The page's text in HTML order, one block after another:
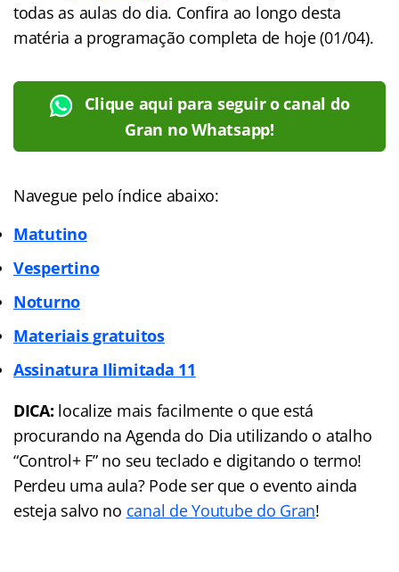
todas as aulas do dia. Confira ao longo desta
matéria a programação completa de hoje (01/04).
Clique aqui para seguir o canal do
Gran no Whatsapp!
Navegue pelo índice abaixo:
Matutino
Vespertino
Noturno
Materiais gratuitos
Assinatura Ilimitada 11
DICA: localize mais facilmente o que está
procurando na Agenda do Dia utilizando o atalho
“Control+ F” no seu teclado e digitando o termo!
Perdeu uma aula? Pode ser que o evento ainda
esteja salvo no canal de Youtube do Gran!